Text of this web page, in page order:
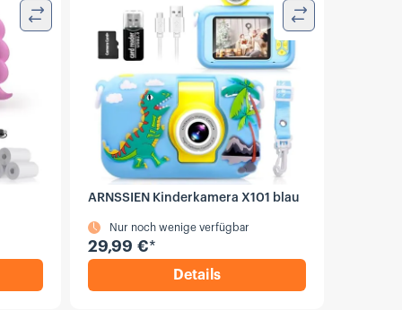
Vergleichen
Kinder-Sofortbildkamera rosa
Vergleichen
ARNSSIEN Kinderkamera X101 blau
Nur noch wenige verfügbar
29,99 €*
Details
,ARNSSIEN Kinderkamera